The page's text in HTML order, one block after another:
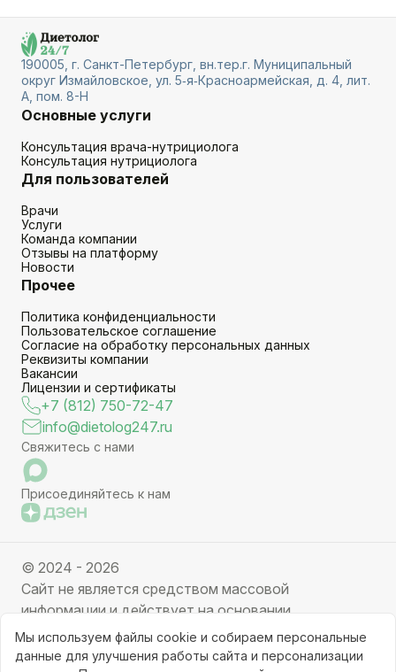
190005, г. Санкт-Петербург, вн.тер.г. Муниципальный
округ Измайловское, ул. 5‑я‑Красноармейская, д. 4, лит.
А, пом. 8-Н
Основные услуги
Консультация врача-нутрициолога
Консультация нутрициолога
Для пользователей
Врачи
Услуги
Команда компании
Отзывы на платформу
Новости
Прочее
Политика конфиденциальности
Пользовательское соглашение
Согласие на обработку персональных данных
Реквизиты компании
Вакансии
Лицензии и сертификаты
+7 (812) 750-72-47
info@dietolog247.ru
Свяжитесь с нами
Присоединяйтесь к нам
© 2024 - 2026
Сайт не является средством массовой
информации и действует на основании
партнерских услуг. Отправляя заявку вы даете
свое согласие на обработку персональных данных.
Мы используем файлы cookie и собираем персональные
данные для улучшения работы сайта и персонализации